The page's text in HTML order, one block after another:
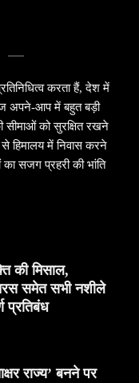
करता हैं, देश में
अपने-आप में बहुत बड़ी
सीमाओं को सुरक्षित रखने
हिमालय में निवास करने
सजग प्रहरी की भांति
की मिसाल,
समेत सभी नशीले
प्रतिबंध
राज्य’ बनने पर